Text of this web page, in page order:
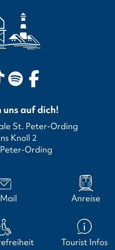
auf dich!
St. Peter-Ording
Knoll 2
Ording
Anreise
Tourist Infos